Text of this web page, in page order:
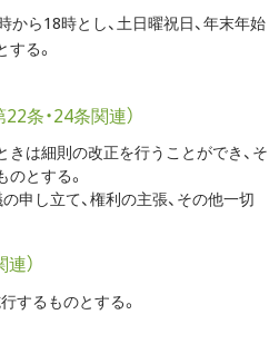
ら18時とし、土日曜祝日、年末年始
る。
条・24条関連）
は細則の改正を行うことができ、そ
とする。
申し立て、権利の主張、その他一切
）
するものとする。